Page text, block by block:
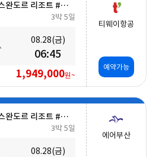
[나트랑 안심 자유여행] 스완도르 리조트 #올인크루시브+오션뷰+미니바 5일
3박 5일
08.28(금)
06:45
1,949,000원~
티웨이항공
예약가능
[나트랑 안심 자유여행] 스완도르 리조트 #올인크루시브+오션뷰+미니바 5일
3박 5일
08.28(금)
에어부산